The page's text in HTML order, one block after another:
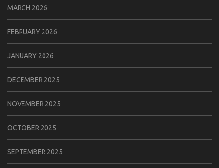
MARCH 2026
FEBRUARY 2026
JANUARY 2026
DECEMBER 2025
NOVEMBER 2025
OCTOBER 2025
SEPTEMBER 2025